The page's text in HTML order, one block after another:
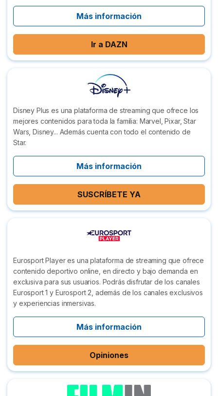
Más información
Ir a DAZN
Disney Plus es una plataforma de streaming que ofrece los
mejores contenidos para toda la familia: Marvel, Pixar, Star
Wars, Disney... Además cuenta con todo el contenido de
Star.
Más información
SUSCRÍBETE YA
Eurosport Player es una plataforma de streaming que ofrece
contenido deportivo online, en directo y bajo demanda en
exclusiva para sus usuarios. Podrás disfrutar de los canales
Eurosport 1 y Eurosport 2, además de los canales exclusivos
y experiencias inmersivas.
Más información
Opiniones